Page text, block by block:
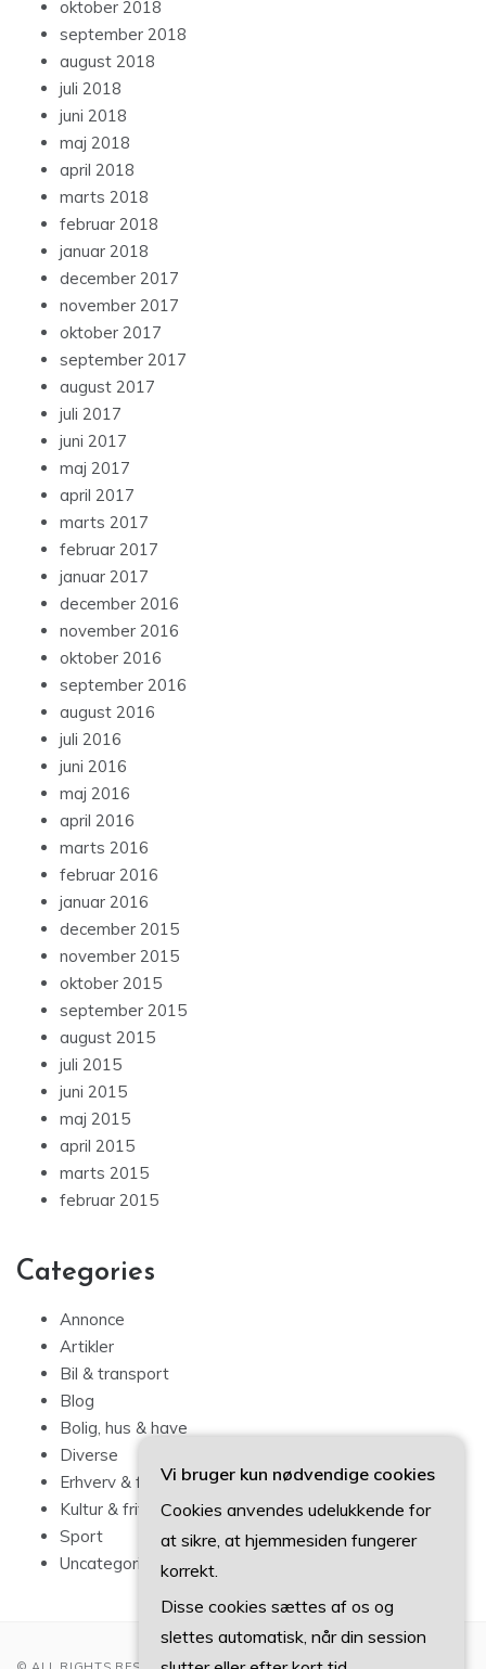
oktober 2018
september 2018
august 2018
juli 2018
juni 2018
maj 2018
april 2018
marts 2018
februar 2018
januar 2018
december 2017
november 2017
oktober 2017
september 2017
august 2017
juli 2017
juni 2017
maj 2017
april 2017
marts 2017
februar 2017
januar 2017
december 2016
november 2016
oktober 2016
september 2016
august 2016
juli 2016
juni 2016
maj 2016
april 2016
marts 2016
februar 2016
januar 2016
december 2015
november 2015
oktober 2015
september 2015
august 2015
juli 2015
juni 2015
maj 2015
april 2015
marts 2015
februar 2015
Categories
Annonce
Artikler
Bil & transport
Blog
Bolig, hus & have
Diverse
Erhverv & forbrug
Kultur & fritid
Sport
Uncategorized
Vi bruger kun nødvendige cookies
Cookies anvendes udelukkende for
at sikre, at hjemmesiden fungerer
korrekt.
Disse cookies sættes af os og
slettes automatisk, når din session